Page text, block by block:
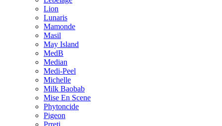
Lion
Lunaris
Mamonde
Masil
May Island
MedB
Median
Medi-Peel
Michelle
Milk Baobab
Mise En Scene
Phytoncide
Pigeon
Prreti